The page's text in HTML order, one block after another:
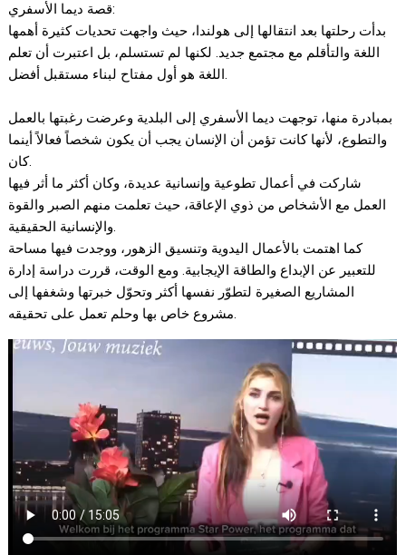
قصة ديما الأسفري:
بدأت رحلتها بعد انتقالها إلى هولندا، حيث واجهت تحديات كثيرة أهمها
اللغة والتأقلم مع مجتمع جديد. لكنها لم تستسلم، بل اعتبرت أن تعلم
اللغة هو أول مفتاح لبناء مستقبل أفضل.
بمبادرة منها، توجهت ديما الأسفري إلى البلدية وعرضت رغبتها بالعمل
والتطوع، لأنها كانت تؤمن أن الإنسان يجب أن يكون شخصاً فعالاً أينما
كان.
شاركت في أعمال تطوعية وإنسانية عديدة، وكان أكثر ما أثر فيها
العمل مع الأشخاص من ذوي الإعاقة، حيث تعلمت منهم الصبر والقوة
والإنسانية الحقيقية.
كما اهتمت بالأعمال اليدوية وتنسيق الزهور، ووجدت فيها مساحة
للتعبير عن الإبداع والطاقة الإيجابية. ومع الوقت، قررت دراسة إدارة
المشاريع الصغيرة لتطوّر نفسها أكثر وتحوّل خبرتها وشغفها إلى
مشروع خاص بها وحلم تعمل على تحقيقه.